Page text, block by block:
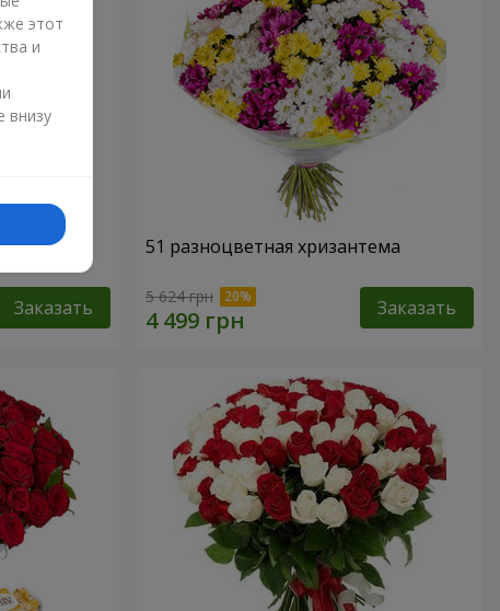
Заказать
51 разноцветная хризантема
5 624 грн Заказать
этот
и
внизу